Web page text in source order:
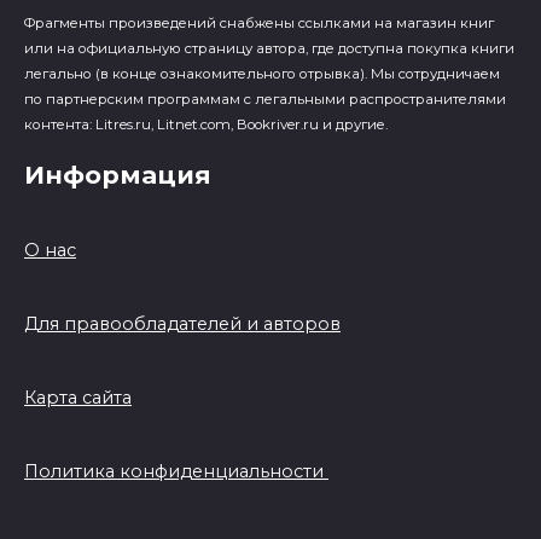
Фрагменты произведений cнабжены ссылками на магазин книг
или на официальную страницу автора, где доступна покупка книги
легально (в конце ознакомительного отрывка). Мы сотрудничаем
по партнерским программам с легальными распространителями
контента: Litres.ru, Litnet.com, Bookriver.ru и другие.
Информация
О нас
Для правообладателей и авторов
Карта сайта
Политика конфиденциальности